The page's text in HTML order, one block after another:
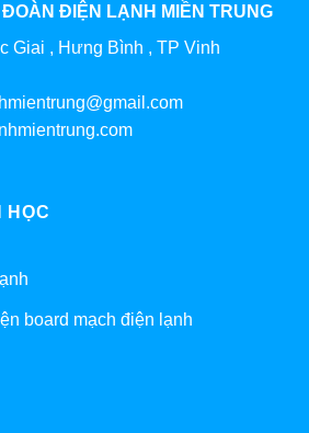
ĐIỆN LẠNH MIỀN TRUNG
Giai , Hưng Bình , TP Vinh
HỌC
board mạch điện lạnh